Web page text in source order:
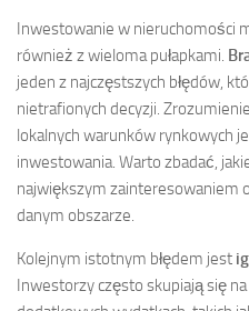
Inwestowanie w nieruchomości
również z wieloma pułapkami.
jeden z najczęstszych błędów,
nietrafionych decyzji.
lokalnych warunków rynkowych
inwestowania. Warto zbadać,
największym zainteresowaniem
danym obszarze.
Kolejnym istotnym błędem jest
Inwestorzy często skupiają się